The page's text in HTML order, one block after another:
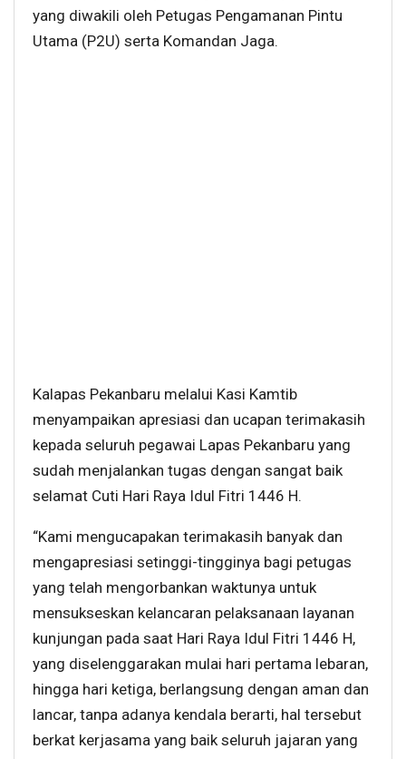
yang diwakili oleh Petugas Pengamanan Pintu
Utama (P2U) serta Komandan Jaga.
Kalapas Pekanbaru melalui Kasi Kamtib
menyampaikan apresiasi dan ucapan terimakasih
kepada seluruh pegawai Lapas Pekanbaru yang
sudah menjalankan tugas dengan sangat baik
selamat Cuti Hari Raya Idul Fitri 1446 H.
“Kami mengucapakan terimakasih banyak dan
mengapresiasi setinggi-tingginya bagi petugas
yang telah mengorbankan waktunya untuk
mensukseskan kelancaran pelaksanaan layanan
kunjungan pada saat Hari Raya Idul Fitri 1446 H,
yang diselenggarakan mulai hari pertama lebaran,
hingga hari ketiga, berlangsung dengan aman dan
lancar, tanpa adanya kendala berarti, hal tersebut
berkat kerjasama yang baik seluruh jajaran yang